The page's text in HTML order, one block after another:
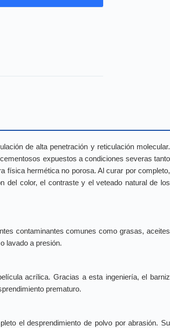
de alta penetración y reticulación molecular.
expuestos a condiciones severas tanto
física hermética no porosa. Al curar por completo,
del color, el contraste y el veteado natural de los
contaminantes comunes como grasas, aceites
lavado a presión.
acrílica. Gracias a esta ingeniería, el barniz
prematuro.
el desprendimiento de polvo por abrasión. Su